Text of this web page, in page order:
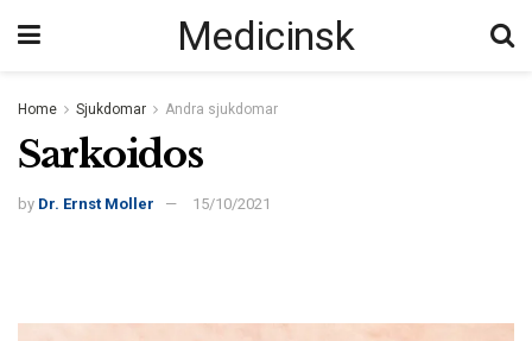
Medicinsk
Home Sjukdomar Andra sjukdomar
Sarkoidos
by Dr. Ernst Moller 15/10/2021